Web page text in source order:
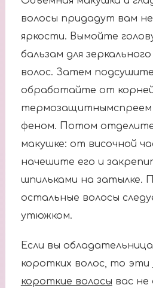
волосы придадут вам
яркости. Вымойте
бальзам для
волос. Затем
обработайте от корней
термозащитнымспреем
феном. Потом отделите
макушке: от височной
начешите его и
шпильками на затылке.
остальные волосы
утюжком.
Если вы
коротких волос, то эти
короткие волосы вас